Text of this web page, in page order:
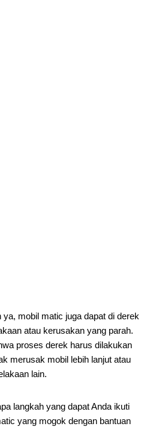
mobil matic juga dapat di derek
atau kerusakan yang parah.
proses derek harus dilakukan
merusak mobil lebih lanjut atau
lain.
langkah yang dapat Anda ikuti
yang mogok dengan bantuan